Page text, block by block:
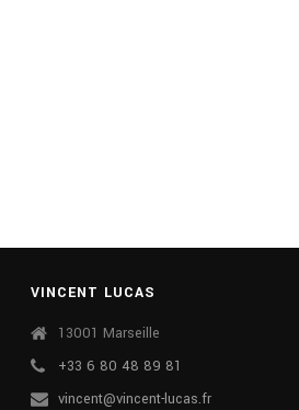
VINCENT LUCAS
13001 Marseille
+33 6 80 48 89 81
vincent@vincent-lucas.fr